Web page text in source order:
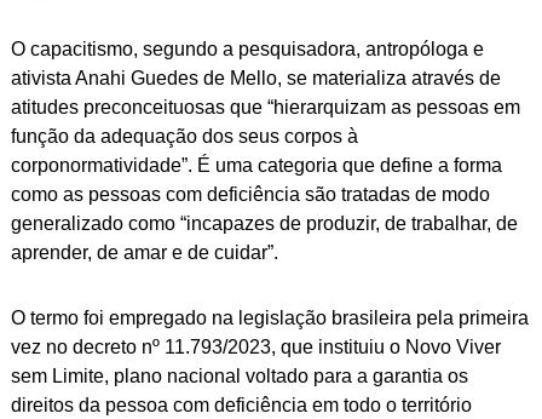
O capacitismo, segundo a pesquisadora, antropóloga e
ativista Anahi Guedes de Mello, se materializa através de
atitudes preconceituosas que “hierarquizam as pessoas em
função da adequação dos seus corpos à
corponormatividade”. É uma categoria que define a forma
como as pessoas com deficiência são tratadas de modo
generalizado como “incapazes de produzir, de trabalhar, de
aprender, de amar e de cuidar”.
O termo foi empregado na legislação brasileira pela primeira
vez no decreto nº 11.793/2023, que instituiu o Novo Viver
sem Limite, plano nacional voltado para a garantia os
direitos da pessoa com deficiência em todo o território